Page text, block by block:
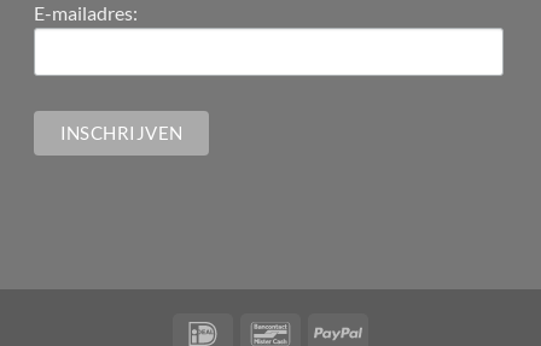
E-mailadres: